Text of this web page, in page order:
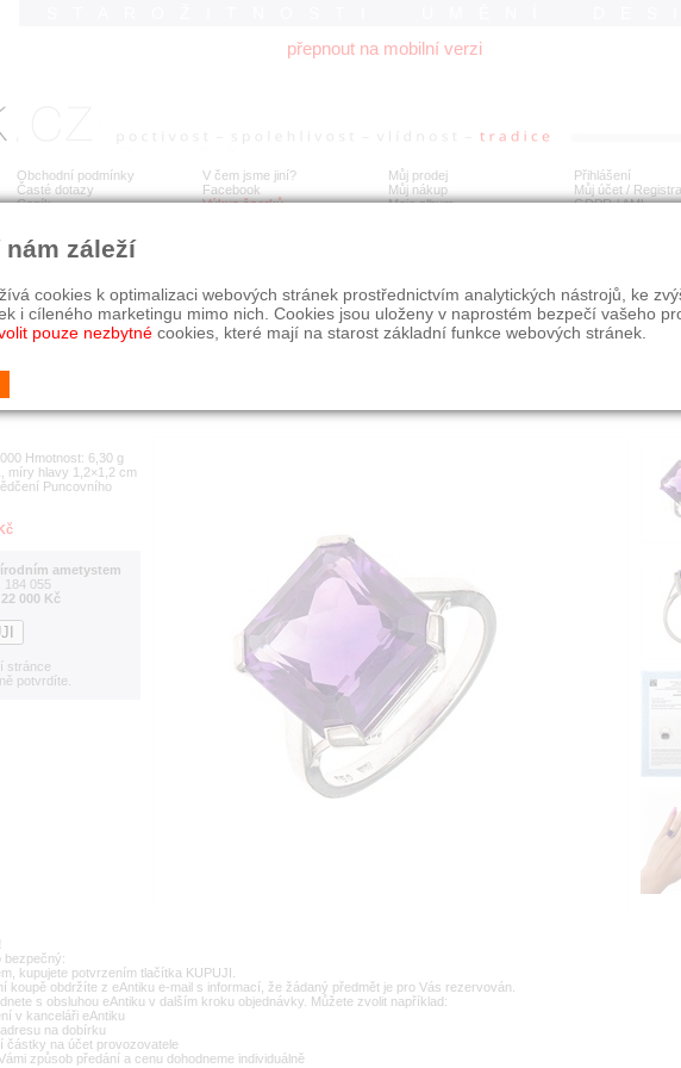
přepnout na mobilní verzi
Obchodní podmínky
Časté dotazy
Ceník
V čem jsme jiní?
Facebook
Výkup šperků
Můj prodej
Můj nákup
Moje album
Přihlášení
Můj účet /
GDPR/AML
č. 184 055 Zlatý prsten s velkým přírodním ametystem
Hmotnost: 6,30 g
míry hlavy 1,2×1,2 cm
Puncovního
ametystem
184 055
000 Kč
stránce
potvrdíte.
bezpečný:
kupujete potvrzením tlačítka KUPUJI.
koupě obdržíte z eAntiku e-mail s informací, že žádaný předmět je pro Vás rezervován.
s obsluhou eAntiku v dalším kroku objednávky. Můžete zvolit například:
v kanceláři eAntiku
na dobírku
částky na účet provozovatele
způsob předání a cenu dohodneme individuálně
záleží
cookies k optimalizaci webových stránek prostřednictvím analytických nástrojů, ke
i cíleného marketingu mimo nich. Cookies jsou uloženy v naprostém bezpečí vašeho
pouze nezbytné cookies, které mají na starost základní funkce webových stránek.